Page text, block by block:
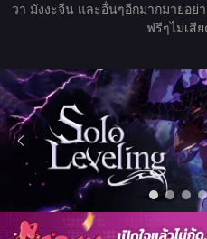
วา มังงะจีน และอื่นๆอีกมากมายอย่
ฟรีๆไม่เสี